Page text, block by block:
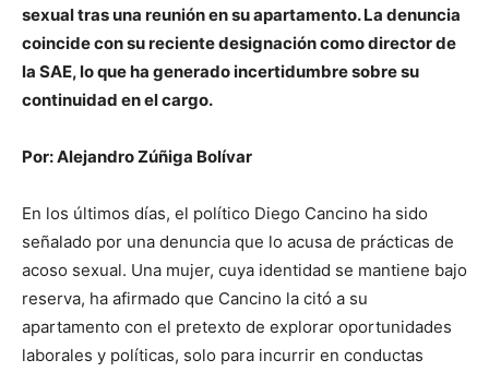
sexual tras una reunión en su apartamento. La denuncia
coincide con su reciente designación como director de
la SAE, lo que ha generado incertidumbre sobre su
continuidad en el cargo.
Por: Alejandro Zúñiga Bolívar
En los últimos días, el político Diego Cancino ha sido
señalado por una denuncia que lo acusa de prácticas de
acoso sexual. Una mujer, cuya identidad se mantiene bajo
reserva, ha afirmado que Cancino la citó a su
apartamento con el pretexto de explorar oportunidades
laborales y políticas, solo para incurrir en conductas